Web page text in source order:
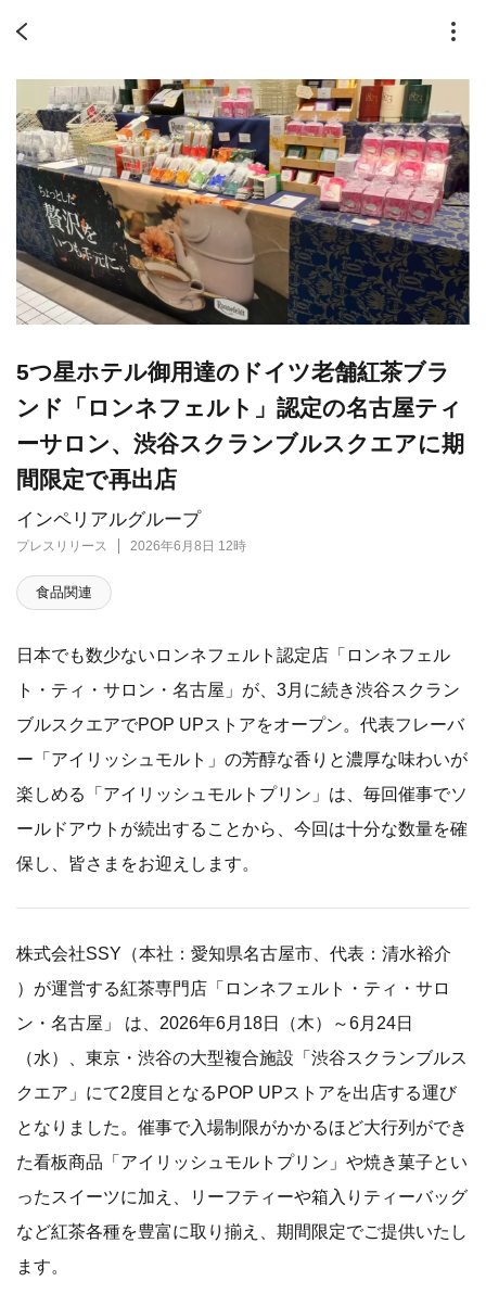
インペリアルグループ
プレスリリース 2026年6月8日 12時
5つ星ホテル御用達のドイツ老舗紅茶ブラ
ンド「ロンネフェルト」認定の名古屋ティ
ーサロン、渋谷スクランブルスクエアに期
間限定で再出店
食品関連
日本でも数少ないロンネフェルト認定店「ロンネフェル
ト・ティ・サロン・名古屋」が、3月に続き渋谷スクラン
ブルスクエアでPOP UPストアをオープン。代表フレーバ
ー「アイリッシュモルト」の芳醇な香りと濃厚な味わいが
楽しめる「アイリッシュモルトプリン」は、毎回催事でソ
ールドアウトが続出することから、今回は十分な数量を確
保し、皆さまをお迎えします。
株式会社SSY（本社：愛知県名古屋市、代表：清水裕介
）が運営する紅茶専門店「ロンネフェルト・ティ・サロ
ン・名古屋」 は、2026年6月18日（木）～6月24日
（水）、東京・渋谷の大型複合施設「渋谷スクランブルス
クエア」にて2度目となるPOP UPストアを出店する運び
となりました。催事で入場制限がかかるほど大行列ができ
た看板商品「アイリッシュモルトプリン」や焼き菓子とい
ったスイーツに加え、リーフティーや箱入りティーバッグ
など紅茶各種を豊富に取り揃え、期間限定でご提供いたし
ます。